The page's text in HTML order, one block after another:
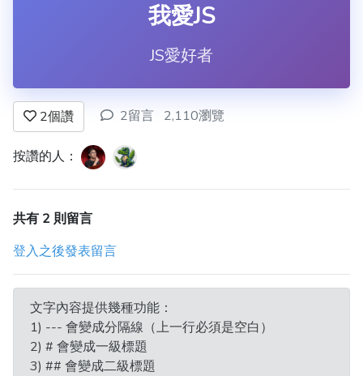
我愛JS
JS愛好者
2個讚 2留言 2,110瀏覽
按讚的人：
共有 2 則留言
登入之後發表留言
文字內容提供幾種功能：
1) --- 會變成分隔線（上一行必須是空白）
2) # 會變成一級標題
3) ## 會變成二級標題